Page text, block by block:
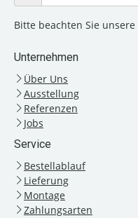
Bitte beachten Sie unsere
Unternehmen
Über Uns
Ausstellung
Referenzen
Jobs
Service
Bestellablauf
Lieferung
Montage
Zahlungsarten